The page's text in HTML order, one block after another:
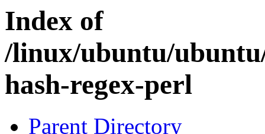
Index of
/linux/ubuntu/
hash-regex-perl
Parent Directory